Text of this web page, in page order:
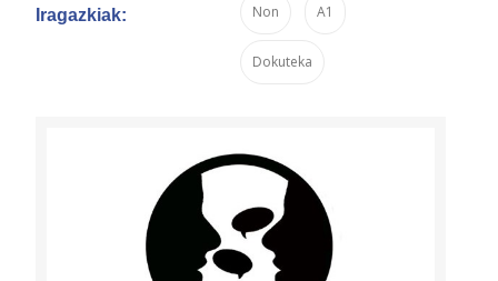
Iragazkiak: Non A1
Dokuteka